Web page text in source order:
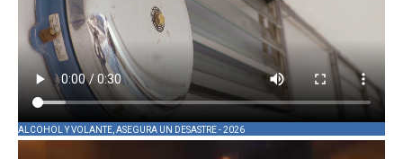
ALCOHOL Y VOLANTE, ASEGURA UN DESASTRE - 2026